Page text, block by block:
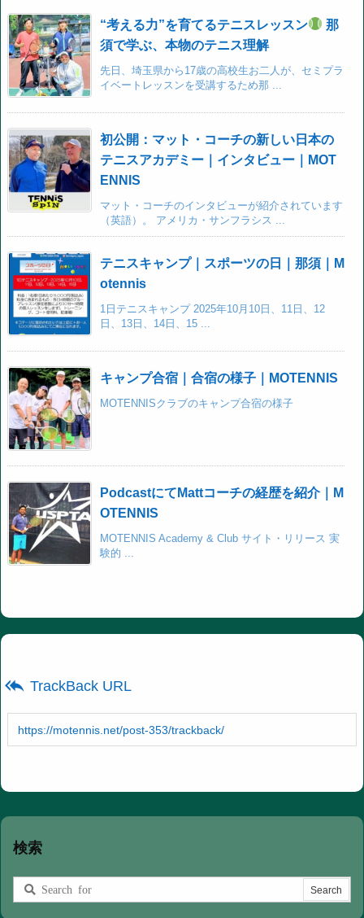
“考える力”を育てるテニスレッスン
那
須で学ぶ、本物のテニス理解
先日、埼玉県から17歳の高校生お二人が、セミプラ
イベートレッスンを受講するため那 ...
初公開：マット・コーチの新しい日本の
テニスアカデミー｜インタビュー｜MOT
ENNIS
マット・コーチのインタビューが紹介されています
（英語）。 アメリカ・サンフラシス ...
テニスキャンプ｜スポーツの日｜那須｜M
otennis
1日テニスキャンプ 2025年10月10日、11日、12
日、13日、14日、15 ...
キャンプ合宿｜合宿の様子｜MOTENNIS
MOTENNISクラブのキャンプ合宿の様子
PodcastにてMattコーチの経歴を紹介｜M
OTENNIS
MOTENNIS Academy & Club サイト・リリース 実
験的 ...
 TrackBack URL
検索